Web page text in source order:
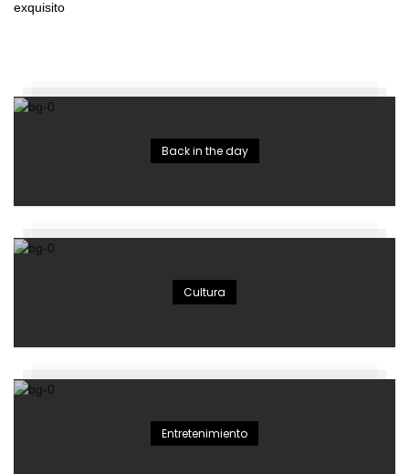
Back in the day
Cultura
Entretenimiento